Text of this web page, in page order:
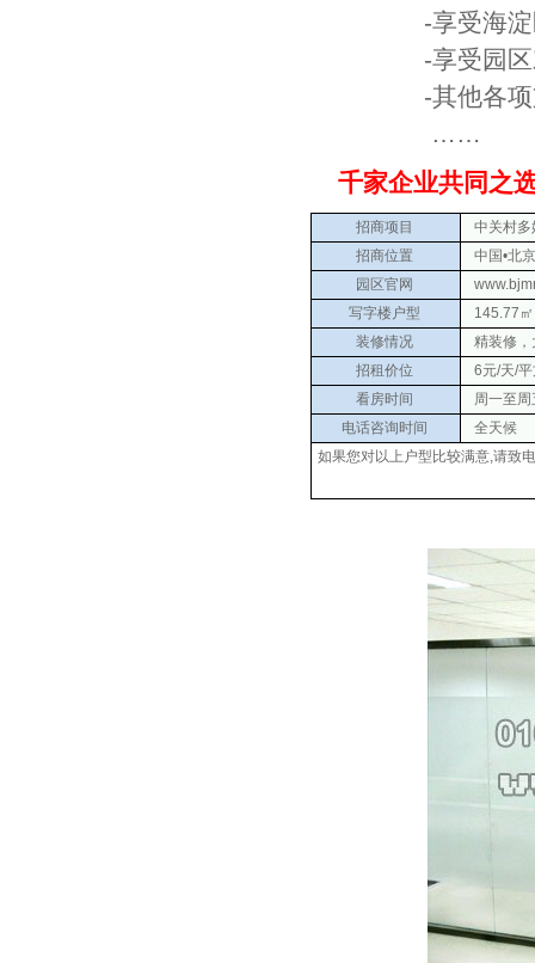
-享受海淀区文
-享受园区对于
-其他各项支
……
千家企业共同之
招商项目
中关村多
招商位置
中国•北
园区官网
写字楼户型
145.77㎡
装修情况
精装修，
招租价位
6元/天/平
看房时间
周一至
电话咨询时间
全天候
如果您对以上户型比较满意,请致